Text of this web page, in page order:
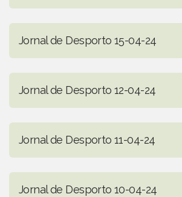
Jornal de Desporto 15-04-24
Jornal de Desporto 12-04-24
Jornal de Desporto 11-04-24
Jornal de Desporto 10-04-24